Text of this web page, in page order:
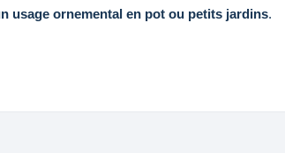
usage ornemental en pot ou petits jardins.